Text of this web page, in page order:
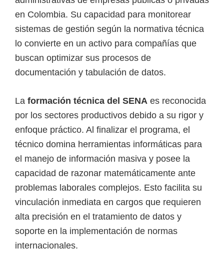
en Colombia. Su capacidad para monitorear
sistemas de gestión según la normativa técnica
lo convierte en un activo para compañías que
buscan optimizar sus procesos de
documentación y tabulación de datos.
La formación técnica del SENA es reconocida
por los sectores productivos debido a su rigor y
enfoque práctico. Al finalizar el programa, el
técnico domina herramientas informáticas para
el manejo de información masiva y posee la
capacidad de razonar matemáticamente ante
problemas laborales complejos. Esto facilita su
vinculación inmediata en cargos que requieren
alta precisión en el tratamiento de datos y
soporte en la implementación de normas
internacionales.